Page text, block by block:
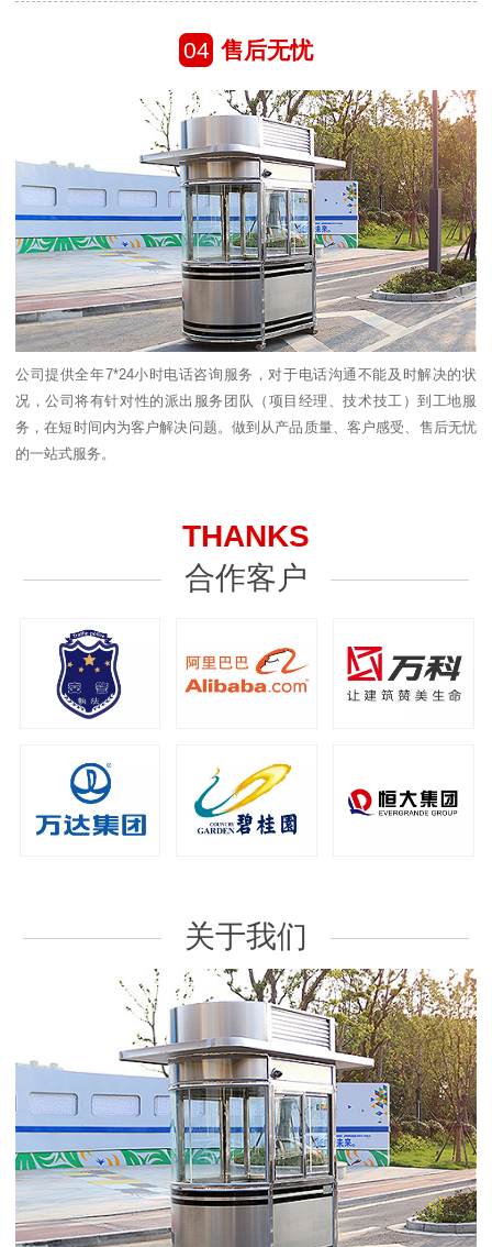
04 售后无忧
公司提供全年7*24小时电话咨询服务，对于电话沟通不能及时解决的状
况，公司将有针对性的派出服务团队（项目经理、技术技工）到工地服
务，在短时间内为客户解决问题。做到从产品质量、客户感受、售后无忧
的一站式服务。
THANKS
合作客户
关于我们